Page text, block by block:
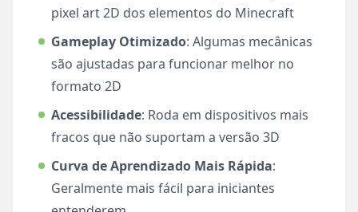
pixel art 2D dos elementos do Minecraft
Gameplay Otimizado: Algumas mecânicas
são ajustadas para funcionar melhor no
formato 2D
Acessibilidade: Roda em dispositivos mais
fracos que não suportam a versão 3D
Curva de Aprendizado Mais Rápida:
Geralmente mais fácil para iniciantes